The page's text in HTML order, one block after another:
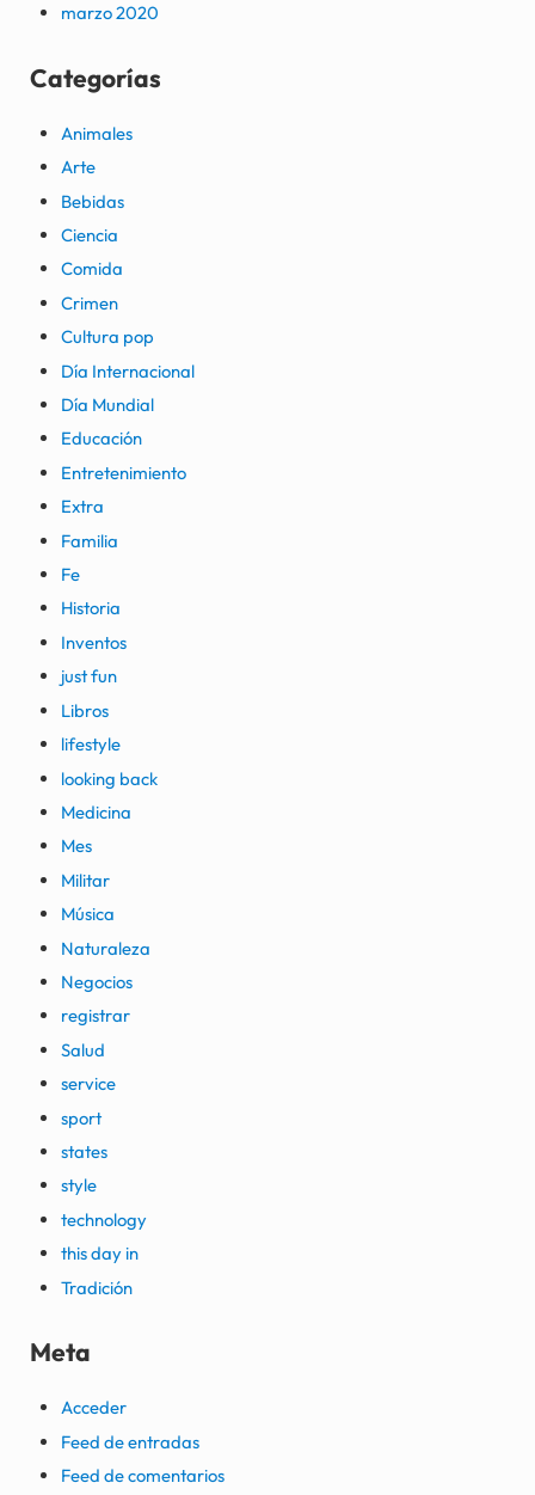
marzo 2020
Categorías
Animales
Arte
Bebidas
Ciencia
Comida
Crimen
Cultura pop
Día Internacional
Día Mundial
Educación
Entretenimiento
Extra
Familia
Fe
Historia
Inventos
just fun
Libros
lifestyle
looking back
Medicina
Mes
Militar
Música
Naturaleza
Negocios
registrar
Salud
service
sport
states
style
technology
this day in
Tradición
Meta
Acceder
Feed de entradas
Feed de comentarios